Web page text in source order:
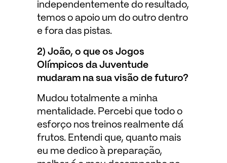
independentemente do resultado,
temos o apoio um do outro dentro
e fora das pistas.
2) João, o que os Jogos
Olímpicos da Juventude
mudaram na sua visão de futuro?
Mudou totalmente a minha
mentalidade. Percebi que todo o
esforço nos treinos realmente dá
frutos. Entendi que, quanto mais
eu me dedico à preparação,